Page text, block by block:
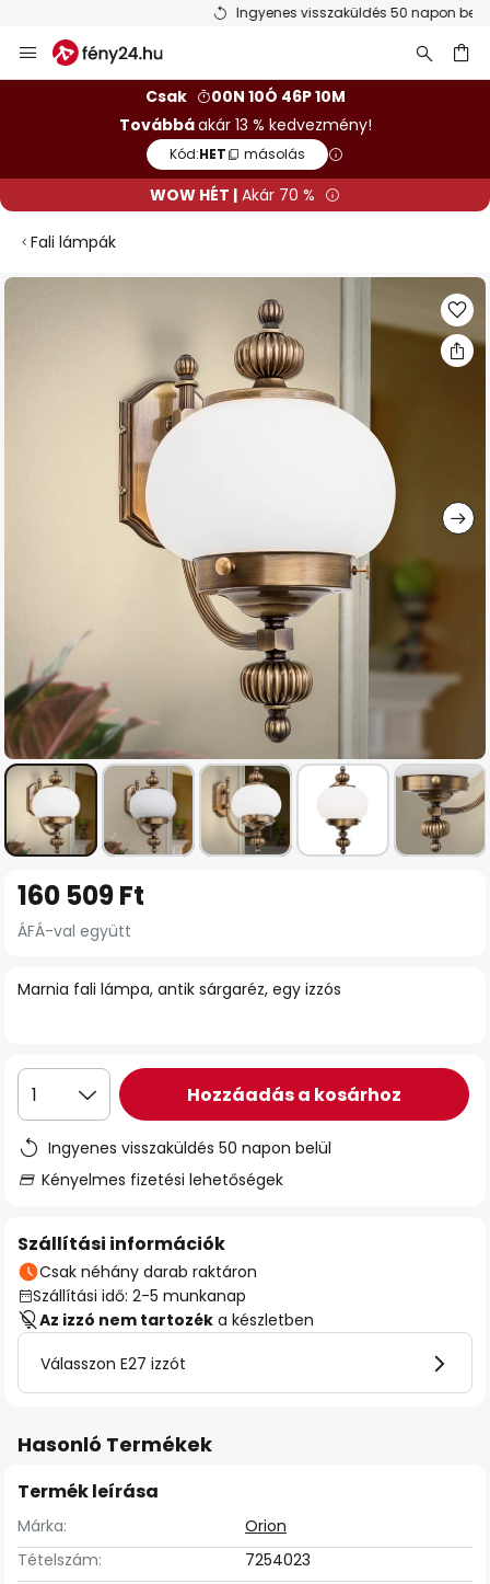
Ingyenes visszaküldés 50 napon belül
Ugrás
a
Csak
00N 10Ó 46P 10M
Továbbáakár 13 % kedvezmény!
Kód:HET másolás
WOW HÉT | Akár 70 %
Fali lámpák
Ugrás
képgaléria
Marnia fali lámpa, antik sárgaréz, egy izzós
160 509 Ft
ÁFÁ-val együtt
1 Hozzáadás a kosárhoz
Ingyenes visszaküldés 50 napon belül
Kényelmes fizetési lehetőségek
Szállítási információk
Csak néhány darab raktáron
Szállítási idő: 2-5 munkanap
Az izzó nem tartozék a készletben
Válasszon E27 izzót
Hasonló Termékek
Termék leírása
Márka:
Orion
Tételszám:
7254023